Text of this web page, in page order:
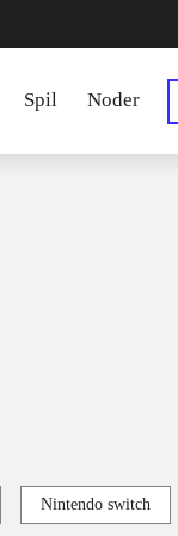
Spil Noder
Nintendo switch